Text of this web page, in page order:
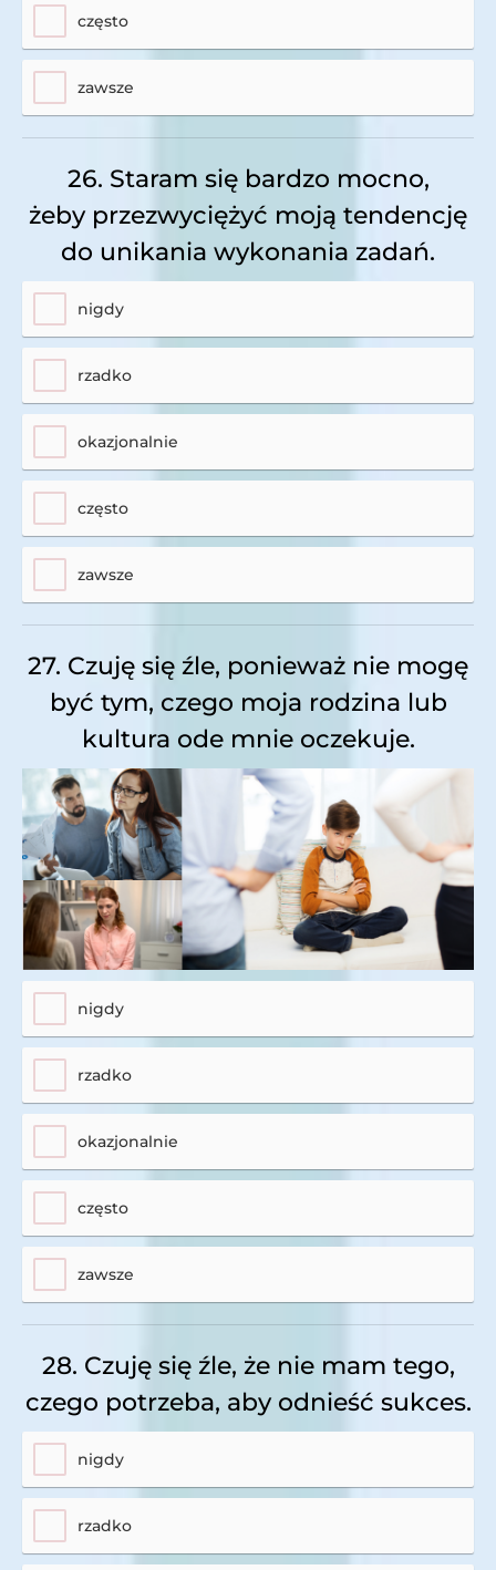
często
zawsze
26. Staram się bardzo mocno,
żeby przezwyciężyć moją tendencję
do unikania wykonania zadań.
nigdy
rzadko
okazjonalnie
często
zawsze
27. Czuję się źle, ponieważ nie mogę
być tym, czego moja rodzina lub
kultura ode mnie oczekuje.
nigdy
rzadko
okazjonalnie
często
zawsze
28. Czuję się źle, że nie mam tego,
czego potrzeba, aby odnieść sukces.
nigdy
rzadko